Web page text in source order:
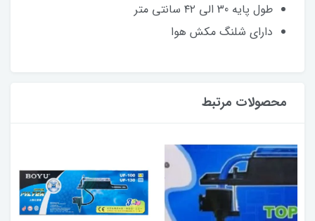
طول پایه 30 الی ۴۲ سانتی متر
دارای شلنگ مکش هوا
محصولات مرتبط